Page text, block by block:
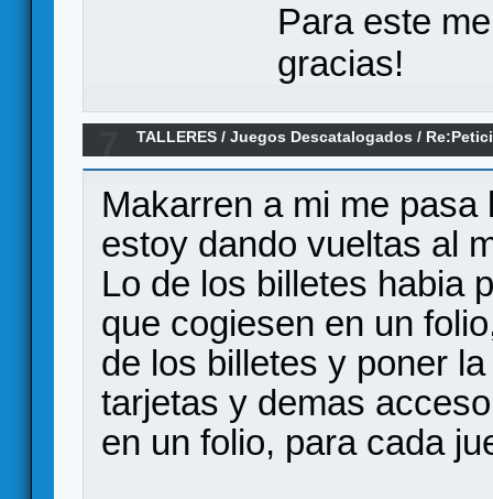
Para este
gracias!
TALLERES /Juegos Descatalogados /
Chicos
Makarren a mi me
estoy dando vueltas al
Lo de los billetes habia
que cogiesen en un
de los billetes y poner
tarjetas y demas
en un folio, para cada